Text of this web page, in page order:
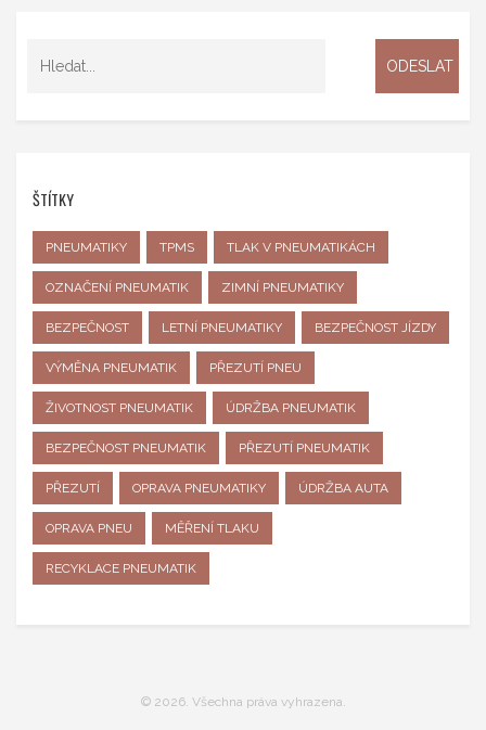
ŠTÍTKY
PNEUMATIKY TPMS TLAK V PNEUMATIKÁCH
OZNAČENÍ PNEUMATIK ZIMNÍ PNEUMATIKY
BEZPEČNOST LETNÍ PNEUMATIKY BEZPEČNOST JÍZDY
VÝMĚNA PNEUMATIK PŘEZUTÍ PNEU
ŽIVOTNOST PNEUMATIK ÚDRŽBA PNEUMATIK
BEZPEČNOST PNEUMATIK PŘEZUTÍ PNEUMATIK
PŘEZUTÍ OPRAVA PNEUMATIKY ÚDRŽBA AUTA
OPRAVA PNEU MĚŘENÍ TLAKU
RECYKLACE PNEUMATIK
© 2026. Všechna práva vyhrazena.